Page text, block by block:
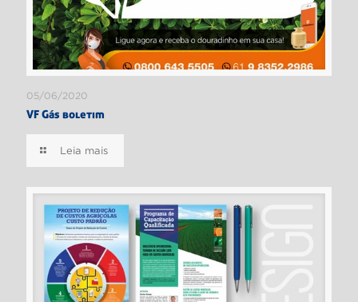
05/06/2020
VF Gás boletim
Leia mais